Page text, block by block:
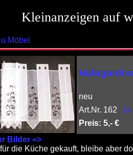
Kleinanzeigen auf
Möbel
Bilder =>
neu
Art.Nr. 162
Preis: 5,- €
die Küche gekauft, bleibe aber